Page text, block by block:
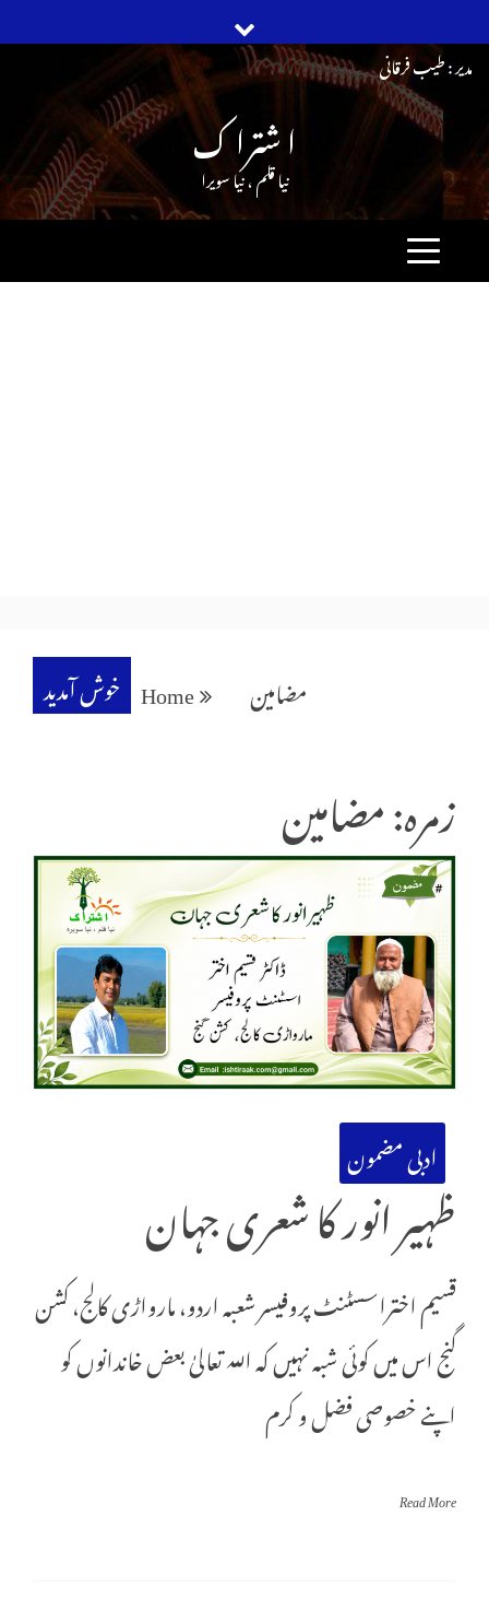
content
مدیر : طیب فرقانی
ا شترا ک
نیا قلم ، نیا سویرا
خوش آمدید Home مضامین
زمرہ: مضامین
ادبی مضمون
ظہیر انور کا شعری جہان
قسیم اختراسسٹنٹ پروفیسر شعبہ اردو، مارواڑی کالج، کشن
گنج اس میں کوئی شبہ نہیں کہ اللہ تعالیٰ بعض خاندانوں کو
اپنے خصوصی فضل و کرم
Read More